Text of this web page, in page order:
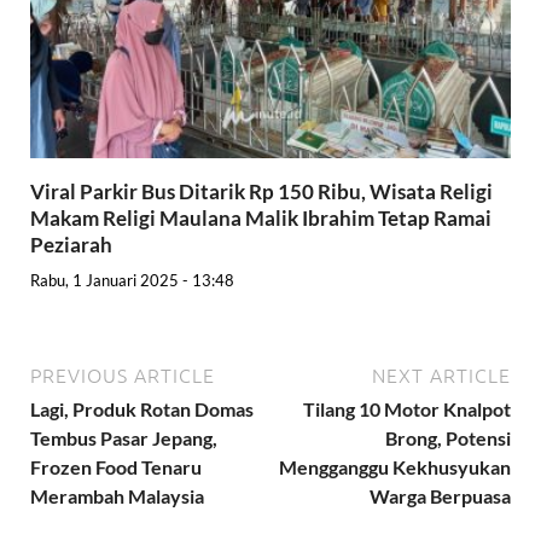
Viral Parkir Bus Ditarik Rp 150 Ribu, Wisata Religi
Makam Religi Maulana Malik Ibrahim Tetap Ramai
Peziarah
Rabu, 1 Januari 2025 - 13:48
PREVIOUS ARTICLE
Lagi, Produk Rotan Domas
Tembus Pasar Jepang,
Frozen Food Tenaru
Merambah Malaysia
NEXT ARTICLE
Tilang 10 Motor Knalpot
Brong, Potensi
Mengganggu Kekhusyukan
Warga Berpuasa